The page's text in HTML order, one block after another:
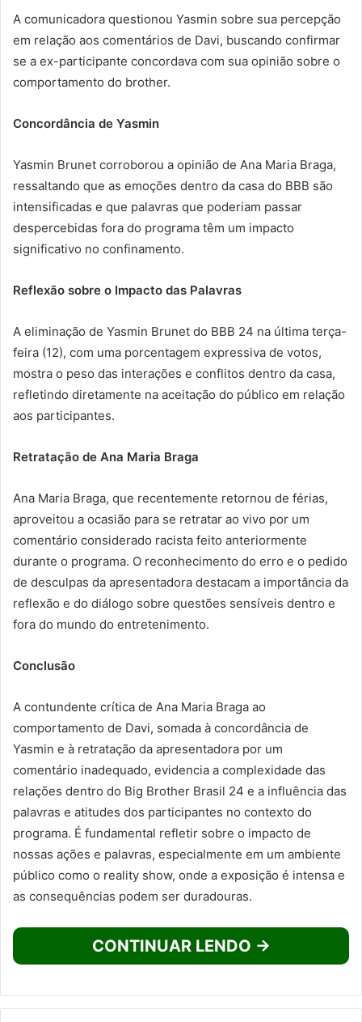
A comunicadora questionou Yasmin sobre sua percepção
em relação aos comentários de Davi, buscando confirmar
se a ex-participante concordava com sua opinião sobre o
comportamento do brother.
Concordância de Yasmin
Yasmin Brunet corroborou a opinião de Ana Maria Braga,
ressaltando que as emoções dentro da casa do BBB são
intensificadas e que palavras que poderiam passar
despercebidas fora do programa têm um impacto
significativo no confinamento.
Reflexão sobre o Impacto das Palavras
A eliminação de Yasmin Brunet do BBB 24 na última terça-
feira (12), com uma porcentagem expressiva de votos,
mostra o peso das interações e conflitos dentro da casa,
refletindo diretamente na aceitação do público em relação
aos participantes.
Retratação de Ana Maria Braga
Ana Maria Braga, que recentemente retornou de férias,
aproveitou a ocasião para se retratar ao vivo por um
comentário considerado racista feito anteriormente
durante o programa. O reconhecimento do erro e o pedido
de desculpas da apresentadora destacam a importância da
reflexão e do diálogo sobre questões sensíveis dentro e
fora do mundo do entretenimento.
Conclusão
A contundente crítica de Ana Maria Braga ao
comportamento de Davi, somada à concordância de
Yasmin e à retratação da apresentadora por um
comentário inadequado, evidencia a complexidade das
relações dentro do Big Brother Brasil 24 e a influência das
palavras e atitudes dos participantes no contexto do
programa. É fundamental refletir sobre o impacto de
nossas ações e palavras, especialmente em um ambiente
público como o reality show, onde a exposição é intensa e
as consequências podem ser duradouras.
CONTINUAR LENDO →